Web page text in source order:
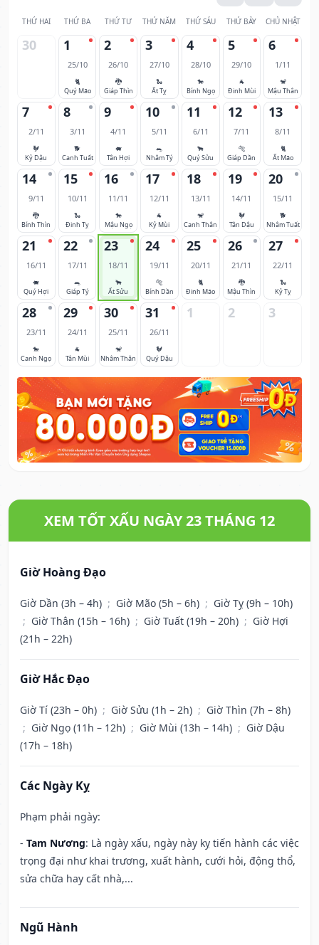
THỨ HAI THỨ BA THỨ TƯ THỨ NĂM THỨ SÁU THỨ BẢY CHỦ NHẬT
30 1
25/10
🐈
Quý Mão
2
26/10
🐉
Giáp Thìn
3
27/10
🐍
Ất Tỵ
4
28/10
🐎
Bính Ngọ
5
29/10
🐐
Đinh Mùi
6
1/11
🐒
Mậu Thân
7
2/11
🐓
Kỷ Dậu
8
3/11
🐕
Canh Tuất
9
4/11
🐖
Tân Hợi
10
5/11
🐀
Nhâm Tý
11
6/11
🐂
Quý Sửu
12
7/11
🐅
Giáp Dần
13
8/11
🐈
Ất Mão
14
9/11
🐉
Bính Thìn
15
10/11
🐍
Đinh Tỵ
16
11/11
🐎
Mậu Ngọ
17
12/11
🐐
Kỷ Mùi
18
13/11
🐒
Canh Thân
19
14/11
🐓
Tân Dậu
20
15/11
🐕
Nhâm Tuất
21
16/11
🐖
Quý Hợi
22
17/11
🐀
Giáp Tý
23
18/11
🐂
Ất Sửu
24
19/11
🐅
Bính Dần
25
20/11
🐈
Đinh Mão
26
21/11
🐉
Mậu Thìn
27
22/11
🐍
Kỷ Tỵ
28
23/11
🐎
Canh Ngọ
29
24/11
🐐
Tân Mùi
30
25/11
🐒
Nhâm Thân
31
26/11
🐓
Quý Dậu
1 2 3
XEM TỐT XẤU NGÀY 23 THÁNG 12
Giờ Hoàng Đạo
Giờ Dần (3h – 4h) ; Giờ Mão (5h – 6h) ; Giờ Tỵ (9h – 10h)
; Giờ Thân (15h – 16h) ; Giờ Tuất (19h – 20h) ; Giờ Hợi
(21h – 22h)
Giờ Hắc Đạo
Giờ Tí (23h – 0h) ; Giờ Sửu (1h – 2h) ; Giờ Thìn (7h – 8h)
; Giờ Ngọ (11h – 12h) ; Giờ Mùi (13h – 14h) ; Giờ Dậu
(17h – 18h)
Các Ngày Kỵ
Phạm phải ngày:
- Tam Nương: Là ngày xấu, ngày này kỵ tiến hành các việc
trọng đại như khai trương, xuất hành, cưới hỏi, động thổ,
sửa chữa hay cất nhà,...
Ngũ Hành